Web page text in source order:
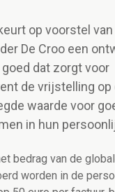
op voorstel
De Croo een
dat zorgt voor
de vrijstelling op
waarde voor
in hun
bedrag van de
worden in de